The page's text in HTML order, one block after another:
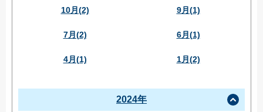
10月(2) 9月(1)
7月(2) 6月(1)
4月(1) 1月(2)
2024年